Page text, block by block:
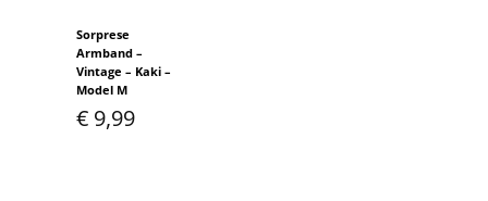
Sorprese
Armband –
Vintage – Kaki –
Model M
€ 9,99